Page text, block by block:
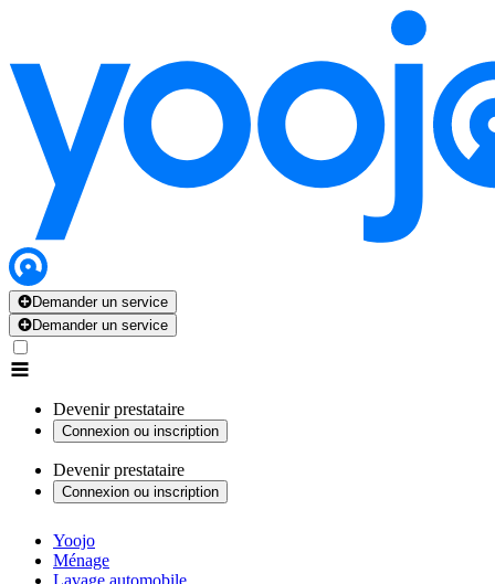
Demander un service
Demander un service
Devenir prestataire
Connexion ou inscription
Devenir prestataire
Connexion ou inscription
Yoojo
Ménage
Lavage automobile